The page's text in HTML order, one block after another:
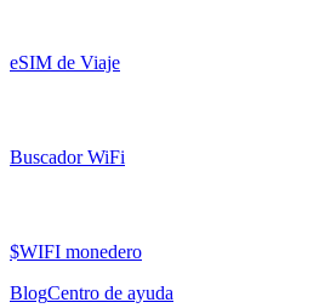
eSIM de Viaje
Buscador WiFi
$WIFI monedero
BlogCentro de ayuda